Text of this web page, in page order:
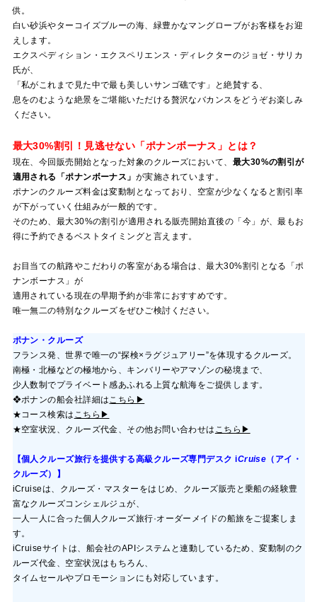
供。
白い砂浜やターコイズブルーの海、緑豊かなマングローブがお客様をお迎
えします。
エクスペディション・エクスペリエンス・ディレクターのジョゼ・サリカ
氏が、
「私がこれまで見た中で最も美しいサンゴ礁です」と絶賛する、
息をのむような絶景をご堪能いただける贅沢なバカンスをどうぞお楽しみ
ください。
最大30%割引！見逃せない「ポナンボーナス」とは？
現在、今回販売開始となった対象のクルーズにおいて、 最大30%の割引が
適用される「ポナンボーナス」 が実施されています。
ポナンのクルーズ料金は変動制となっており、空室が少なくなると割引率
が下がっていく仕組みが一般的です。
そのため、最大30%の割引が適用される販売開始直後の「今」が、最もお
得に予約できるベストタイミングと言えます。
お目当ての航路やこだわりの客室がある場合は、最大30%割引となる「ポ
ナンボーナス」が
適用されている現在の早期予約が非常におすすめです。
唯一無二の特別なクルーズをぜひご検討ください。
ポナン・クルーズ
フランス発、世界で唯一の“探検×ラグジュアリー”を体現するクルーズ。
南極・北極などの極地から、キンバリーやアマゾンの秘境まで、
少人数制でプライベート感あふれる上質な航海をご提供します。
❖ポナンの船会社詳細はこちら▶
★コース検索は こちら▶
★空室状況、クルーズ代金、その他お問い合わせは こちら▶
【個人クルーズ旅行を提供する高級クルーズ専門デスクiCruise （アイ・
クルーズ）】
iCruiseは、クルーズ・マスターをはじめ、クルーズ販売と乗船の経験豊
富なクルーズコンシェルジュが、
一人一人に合った個人クルーズ旅行·オーダーメイドの船旅をご提案しま
す。
iCruiseサイトは、船会社のAPIシステムと連動しているため、変動制のク
ルーズ代金、空室状況はもちろん、
タイムセールやプロモーションにも対応しています。